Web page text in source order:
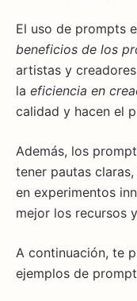
El uso de prompts
beneficios de los
artistas y
la eficiencia en
calidad y hacen el
Además, los
tener pautas
en experimentos
mejor los recursos
A continuación, te
ejemplos de